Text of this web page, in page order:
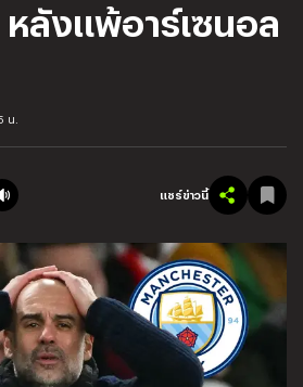
ลังแพ้อาร์เซนอล
น.
แชร์ข่าวนี้